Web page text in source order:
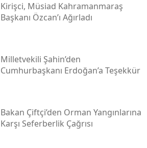
Kirişci, Müsi̇ad Kahramanmaraş
Başkanı Özcan’ı Ağırladı
Milletvekili Şahin’den
Cumhurbaşkanı Erdoğan’a Teşekkür
Bakan Çiftçi’den Orman Yangınlarına
Karşı Seferberlik Çağrısı